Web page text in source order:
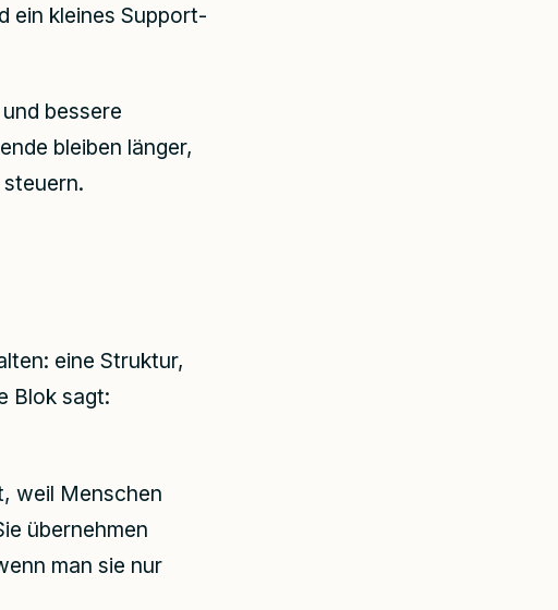
ein kleines Support-
bessere
bleiben länger,
eine Struktur,
Blok sagt:
weil Menschen
übernehmen
man sie nur